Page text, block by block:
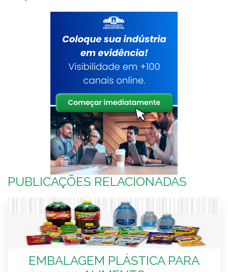
PUBLICAÇÕES RELACIONADAS
EMBALAGEM PLÁSTICA PARA